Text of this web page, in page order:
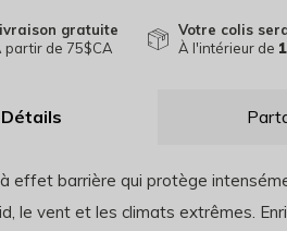
gratuite
partir de 75$CA
Votre colis
À l'intérieur de
Détails
effet barrière qui protège
le vent et les climats extrêmes.